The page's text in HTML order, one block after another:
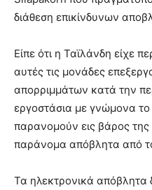
διάθεση επικίνδυνων
Είπε ότι η Ταϊλάνδη είχε
αυτές τις μονάδες
απορριμμάτων κατά την
εργοστάσια με γνώμονα
παρανομούν εις βάρος της
παράνομα απόβλητα από
Τα ηλεκτρονικά απόβλητα